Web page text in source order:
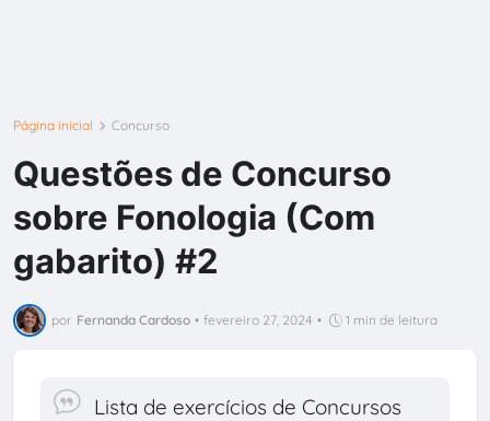
Página inicial Concurso
Questões de Concurso
sobre Fonologia (Com
gabarito) #2
por Fernanda Cardoso • fevereiro 27, 2024 • 1 min de leitura
Lista de exercícios de Concursos